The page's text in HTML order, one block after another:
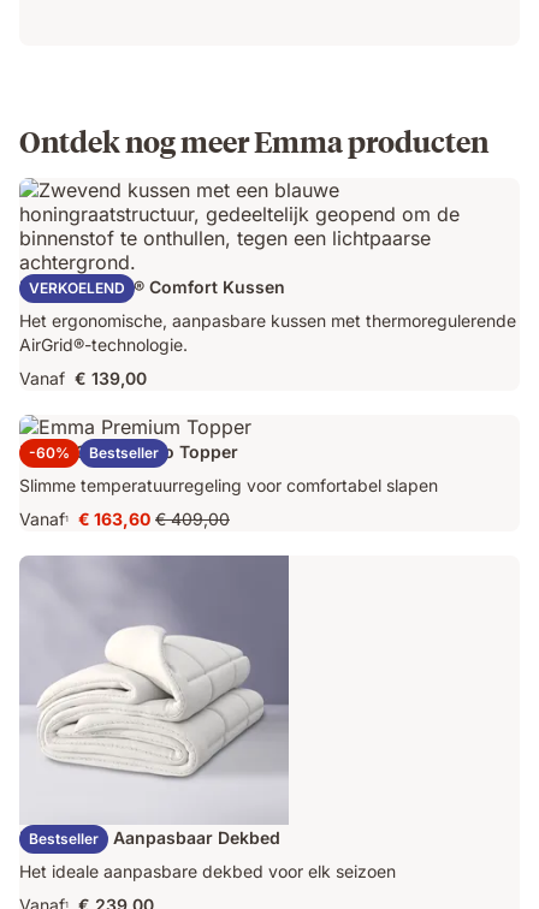
Ontdek nog meer Emma producten
VERKOELEND
Emma AirGrid® Comfort Kussen
Het ergonomische, aanpasbare kussen met thermoregulerende
AirGrid®-technologie.
Vanaf € 139,00
-60% Bestseller
Emma Original Pro Topper
Slimme temperatuurregeling voor comfortabel slapen
Vanaf1
Prijs
€ 163,60
€ 163,60 Oorspronkelijke
prijs
€ 409,00
Bestseller
Emma Duo Aanpasbaar Dekbed
Het ideale aanpasbare dekbed voor elk seizoen
Vanaf1 € 239,00